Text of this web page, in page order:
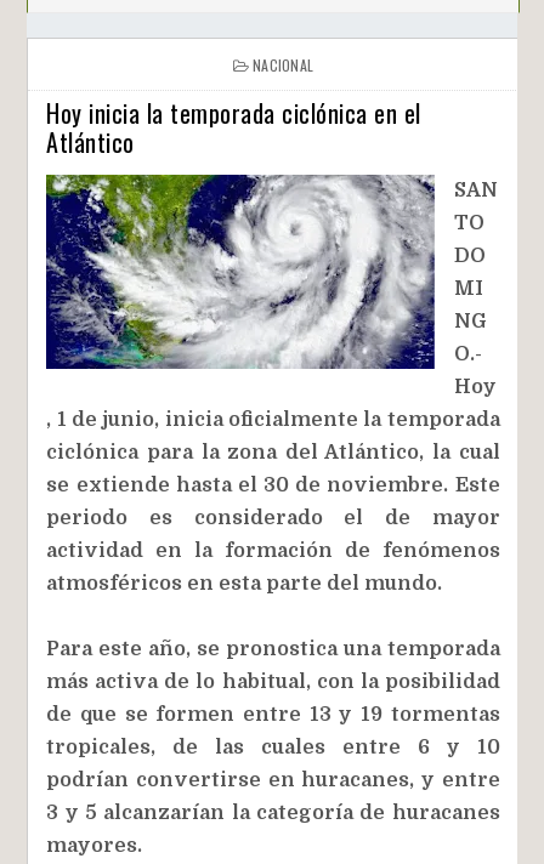
NACIONAL
Hoy inicia la temporada ciclónica en el
Atlántico
SAN
TO
DO
MI
NG
O.-
Hoy
, 1 de junio, inicia oficialmente la temporada
ciclónica para la zona del Atlántico, la cual
se extiende hasta el 30 de noviembre. Este
periodo es considerado el de mayor
actividad en la formación de fenómenos
atmosféricos en esta parte del mundo.
Para este año, se pronostica una temporada
más activa de lo habitual, con la posibilidad
de que se formen entre 13 y 19 tormentas
tropicales, de las cuales entre 6 y 10
podrían convertirse en huracanes, y entre
3 y 5 alcanzarían la categoría de huracanes
mayores.